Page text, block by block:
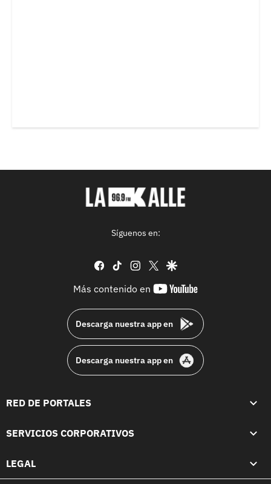
Síguenos en:
facebook
tiktok instagram
twittergoogle
Más contenido en
youtube-
Descarga nuestra app en
Descarga nuestra app en
RED DE PORTALES
SERVICIOS CORPORATIVOS
LEGAL